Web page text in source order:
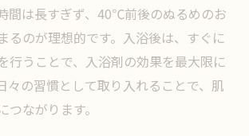
間は長すぎず、40℃前後のぬるめのお
るのが理想的です。入浴後は、すぐに
行うことで、入浴剤の効果を最大限に
々の習慣として取り入れることで、肌
つながります。